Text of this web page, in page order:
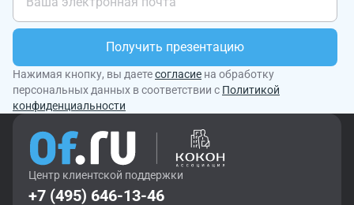
Получить презентацию
Нажимая кнопку, вы даетесогласие на обработку
персональных данных в соответствии с Политикой
конфиденциальности
Центр клиентской поддержки
+7 (495) 646-13-46